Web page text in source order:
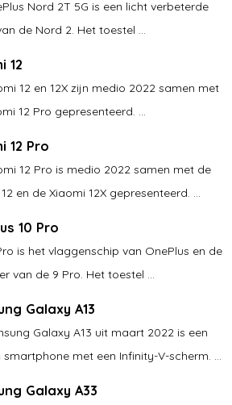
Nord 2T 5G is een licht verbeterde
de Nord 2. Het toestel ...
12
12 en 12X zijn medio 2022 samen met
12 Pro gepresenteerd. ...
12 Pro
12 Pro is medio 2022 samen met de
en de Xiaomi 12X gepresenteerd. ...
10 Pro
is het vlaggenschip van OnePlus en de
van de 9 Pro. Het toestel ...
Galaxy A13
Galaxy A13 uit maart 2022 is een
smartphone met een Infinity-V-scherm. ...
Galaxy A33